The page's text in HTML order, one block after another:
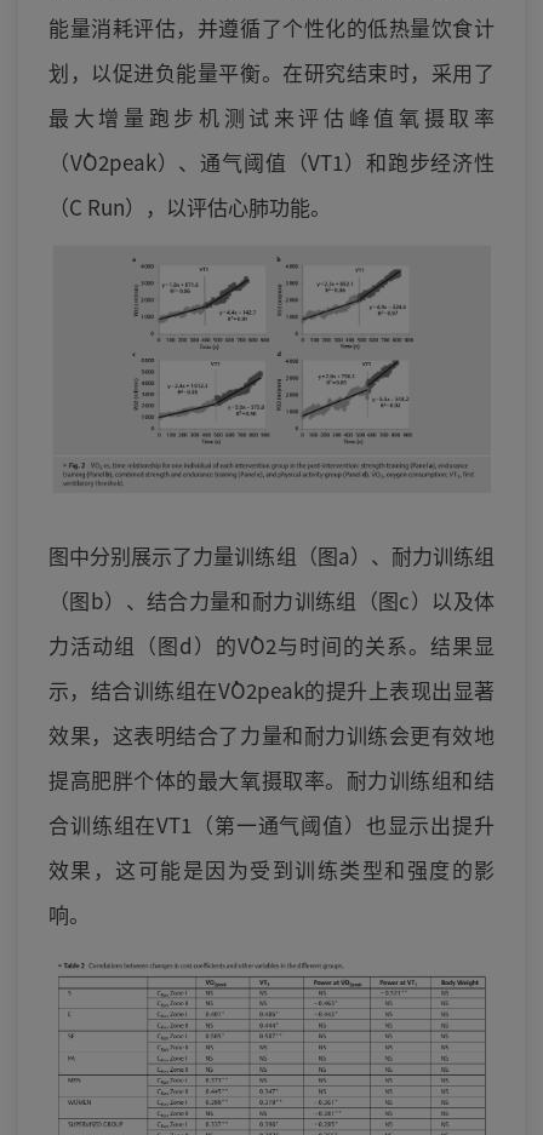
能量消耗评估，并遵循了个性化的低热量饮食计
划，以促进负能量平衡。在研究结束时，采用了
最大增量跑步机测试来评估峰值氧摄取率
（V̇O2peak）、通气阈值（VT1）和跑步经济性
（C Run），以评估心肺功能。
图中分别展示了力量训练组（图a）、耐力训练组
（图b）、结合力量和耐力训练组（图c）以及体
力活动组（图d）的V̇O2与时间的关系。结果显
示，结合训练组在V̇O2peak的提升上表现出显著
效果，这表明结合了力量和耐力训练会更有效地
提高肥胖个体的最大氧摄取率。耐力训练组和结
合训练组在VT1（第一通气阈值）也显示出提升
效果，这可能是因为受到训练类型和强度的影
响。